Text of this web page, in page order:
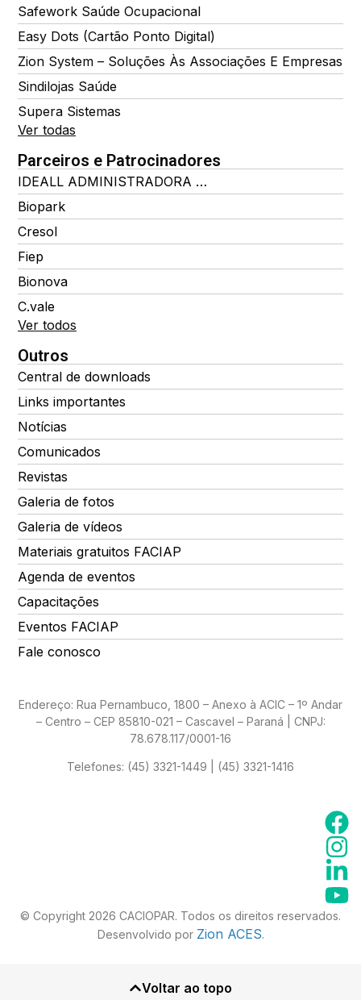
Safework Saúde Ocupacional
Easy Dots (Cartão Ponto Digital)
Zion System – Soluções Às Associações E Empresas
Sindilojas Saúde
Supera Sistemas
Ver todas
Parceiros e Patrocinadores
IDEALL ADMINISTRADORA DE BENEFÍCIOS
Biopark
Cresol
Fiep
Bionova
C.vale
Ver todos
Outros
Central de downloads
Links importantes
Notícias
Comunicados
Revistas
Galeria de fotos
Galeria de vídeos
Materiais gratuitos FACIAP
Agenda de eventos
Capacitações
Eventos FACIAP
Fale conosco
Endereço: Rua Pernambuco, 1800 – Anexo à ACIC – 1º Andar
– Centro – CEP 85810-021 – Cascavel – Paraná | CNPJ:
78.678.117/0001-16
Telefones: (45) 3321-1449 | (45) 3321-1416
© Copyright 2026 CACIOPAR. Todos os direitos reservados.
Desenvolvido por Zion ACES.
Voltar ao topo